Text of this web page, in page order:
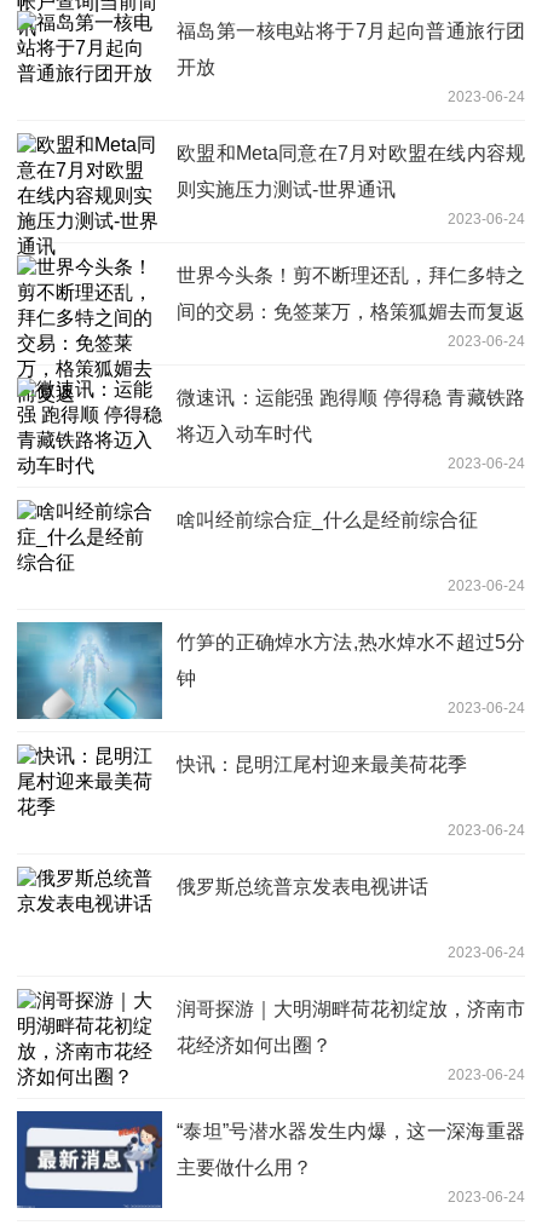
福岛第一核电站将于7月起向普通旅行团
开放
2023-06-24
欧盟和Meta同意在7月对欧盟在线内容规
则实施压力测试-世界通讯
2023-06-24
世界今头条！剪不断理还乱，拜仁多特之
间的交易：免签莱万，格策狐媚去而复返
2023-06-24
微速讯：运能强 跑得顺 停得稳 青藏铁路
将迈入动车时代
2023-06-24
啥叫经前综合症_什么是经前综合征
2023-06-24
竹笋的正确焯水方法,热水焯水不超过5分
钟
2023-06-24
快讯：昆明江尾村迎来最美荷花季
2023-06-24
俄罗斯总统普京发表电视讲话
2023-06-24
润哥探游｜大明湖畔荷花初绽放，济南市
花经济如何出圈？
2023-06-24
“泰坦”号潜水器发生内爆，这一深海重器
主要做什么用？
2023-06-24